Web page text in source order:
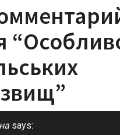
“
”
says: